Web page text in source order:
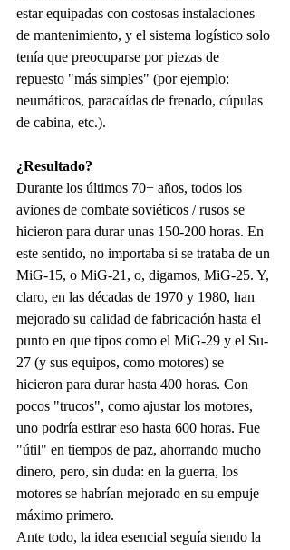
estar equipadas con costosas instalaciones
de mantenimiento, y el sistema logístico solo
tenía que preocuparse por piezas de
repuesto "más simples" (por ejemplo:
neumáticos, paracaídas de frenado, cúpulas
de cabina, etc.).
¿Resultado?
Durante los últimos 70+ años, todos los
aviones de combate soviéticos / rusos se
hicieron para durar unas 150-200 horas. En
este sentido, no importaba si se trataba de un
MiG-15, o MiG-21, o, digamos, MiG-25. Y,
claro, en las décadas de 1970 y 1980, han
mejorado su calidad de fabricación hasta el
punto en que tipos como el MiG-29 y el Su-
27 (y sus equipos, como motores) se
hicieron para durar hasta 400 horas. Con
pocos "trucos", como ajustar los motores,
uno podría estirar eso hasta 600 horas. Fue
"útil" en tiempos de paz, ahorrando mucho
dinero, pero, sin duda: en la guerra, los
motores se habrían mejorado en su empuje
máximo primero.
Ante todo, la idea esencial seguía siendo la